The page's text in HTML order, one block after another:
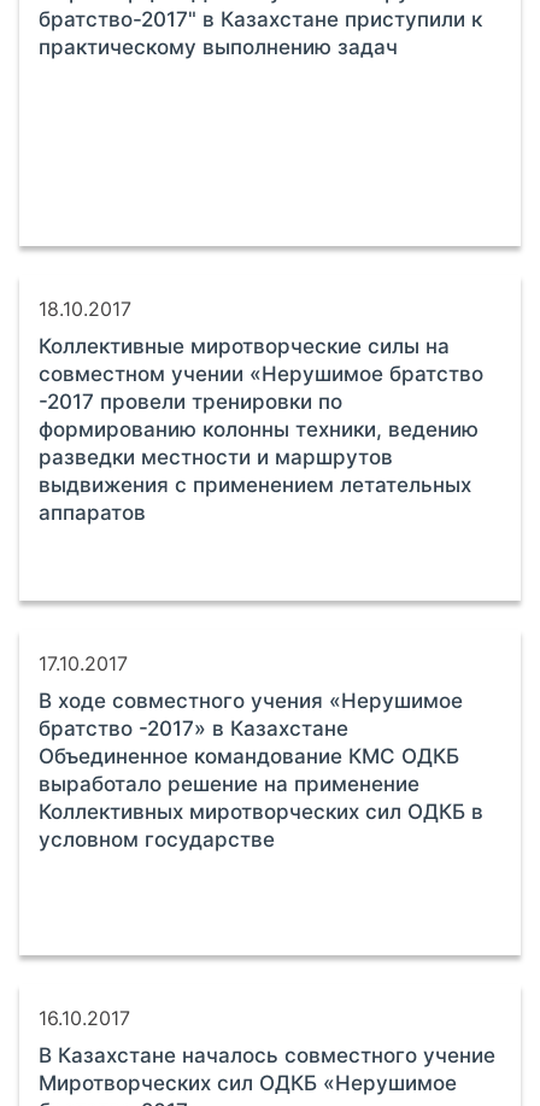
братство-2017" в Казахстане приступили к
практическому выполнению задач
18.10.2017
Коллективные миротворческие силы на
совместном учении «Нерушимое братство
-2017 провели тренировки по
формированию колонны техники, ведению
разведки местности и маршрутов
выдвижения с применением летательных
аппаратов
17.10.2017
В ходе совместного учения «Нерушимое
братство -2017» в Казахстане
Объединенное командование КМС ОДКБ
выработало решение на применение
Коллективных миротворческих сил ОДКБ в
условном государстве
16.10.2017
В Казахстане началось совместного учение
Миротворческих сил ОДКБ «Нерушимое